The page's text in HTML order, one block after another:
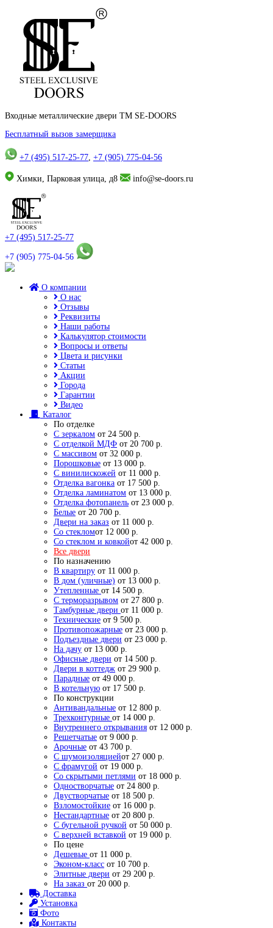
Входные металлические двери TM SE-DOORS
Бесплатный вызов замерщика
+7 (495) 517-25-77, +7 (905) 775-04-56
Химки, Парковая улица, д8 info@se-doors.ru
+7 (495) 517-25-77
+7 (905) 775-04-56
О компании
О нас
Отзывы
Реквизиты
Наши работы
Калькулятор стоимости
Вопросы и ответы
Цвета и рисунки
Статьи
Акции
Города
Гарантии
Видео
Каталог
По отделке
С зеркалом от 24 500 р.
С отделкой МДФ от 20 700 р.
С массивом от 32 000 р.
Порошковые от 13 000 р.
С винилискожей от 11 000 р.
Отделка вагонка от 17 500 р.
Отделка ламинатом от 13 000 р.
Отделка фотопанель от 23 000 р.
Белые от 20 700 р.
Двери на заказ от 11 000 р.
Со стекломот 12 000 р.
Со стеклом и ковкойот 42 000 р.
Все двери
По назначению
В квартиру от 11 000 р.
В дом (уличные) от 13 000 р.
Утепленные от 14 500 р.
С терморазрывом от 27 800 р.
Тамбурные двери от 11 000 р.
Технические от 9 500 р.
Противопожарные от 23 000 р.
Подъездные двери от 23 000 р.
На дачу от 13 000 р.
Офисные двери от 14 500 р.
Двери в коттедж от 29 900 р.
Парадные от 49 000 р.
В котельную от 17 500 р.
По конструкции
Антивандальные от 12 800 р.
Трехконтурные от 14 000 р.
Внутреннего открывания от 12 000 р.
Решетчатые от 9 000 р.
Арочные от 43 700 р.
С шумоизоляциейот 27 000 р.
С фрамугой от 19 000 р.
Со скрытыми петлями от 18 000 р.
Одностворчатые от 24 800 р.
Двустворчатые от 18 500 р.
Взломостойкие от 16 000 р.
Нестандартные от 20 800 р.
С бугельной ручкой от 50 000 р.
С верхней вставкой от 19 000 р.
По цене
Дешевые от 11 000 р.
Эконом-класс от 10 700 р.
Элитные двери от 29 200 р.
На заказ от 20 000 р.
Доставка
Установка
Фото
Контакты